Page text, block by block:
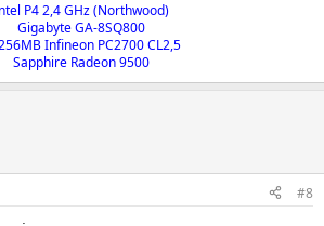
P4 2,4 GHz (Northwood)​
Gigabyte GA-8SQ800​
Infineon PC2700 CL2,5​
Sapphire Radeon 9500​
#8